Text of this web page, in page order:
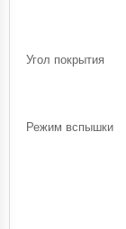
Угол покрытия
Режим вспышки